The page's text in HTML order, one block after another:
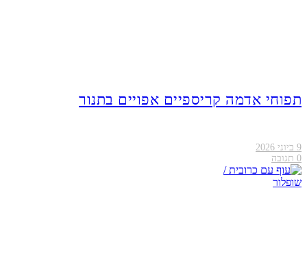
תפוחי אדמה קריספיים אפויים בתנור
9 ביוני 2026
0 תגובה